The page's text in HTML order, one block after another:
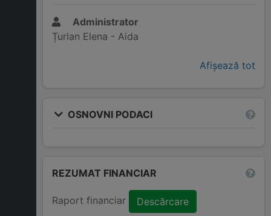
Administrator
Țurlan Elena - Aida
Afișează tot
OSNOVNI PODACI
REZUMAT FINANCIAR
Raport financiar Descărcare